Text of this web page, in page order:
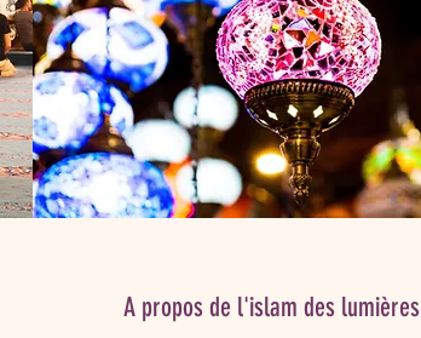
A propos de l'islam des lumières